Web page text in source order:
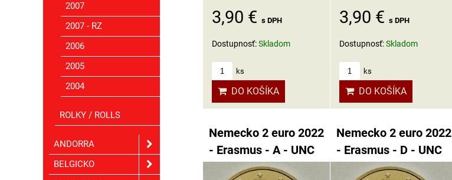
3,90 € s DPH
Dostupnosť:Skladom
ks
DO KOŠÍKA
3,90 €s DPH
Dostupnosť:Skladom
ks
DO KOŠÍKA
Nemecko 2 euro 2022
- Erasmus - A - UNC
Nemecko 2 euro 2022
- Erasmus - D - UNC
2007
2007 - RZ
2006
2005
2004
ROLKY / ROLLS
ANDORRA
BELGICKO